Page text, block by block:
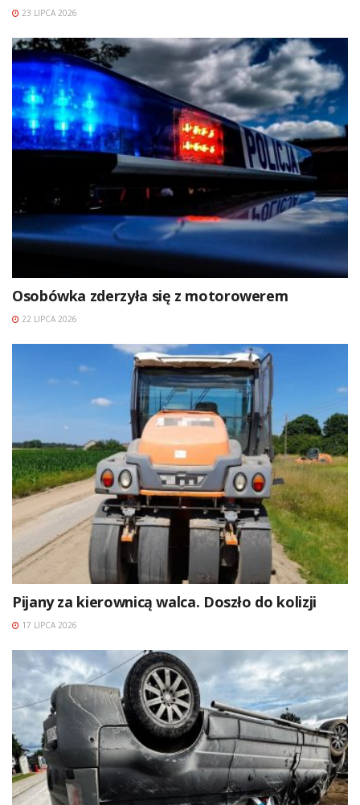
23 LIPCA 2026
Osobówka zderzyła się z motorowerem
22 LIPCA 2026
Pijany za kierownicą walca. Doszło do kolizji
17 LIPCA 2026